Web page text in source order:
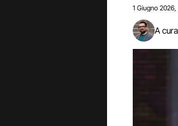
1 Giugno 2026
A